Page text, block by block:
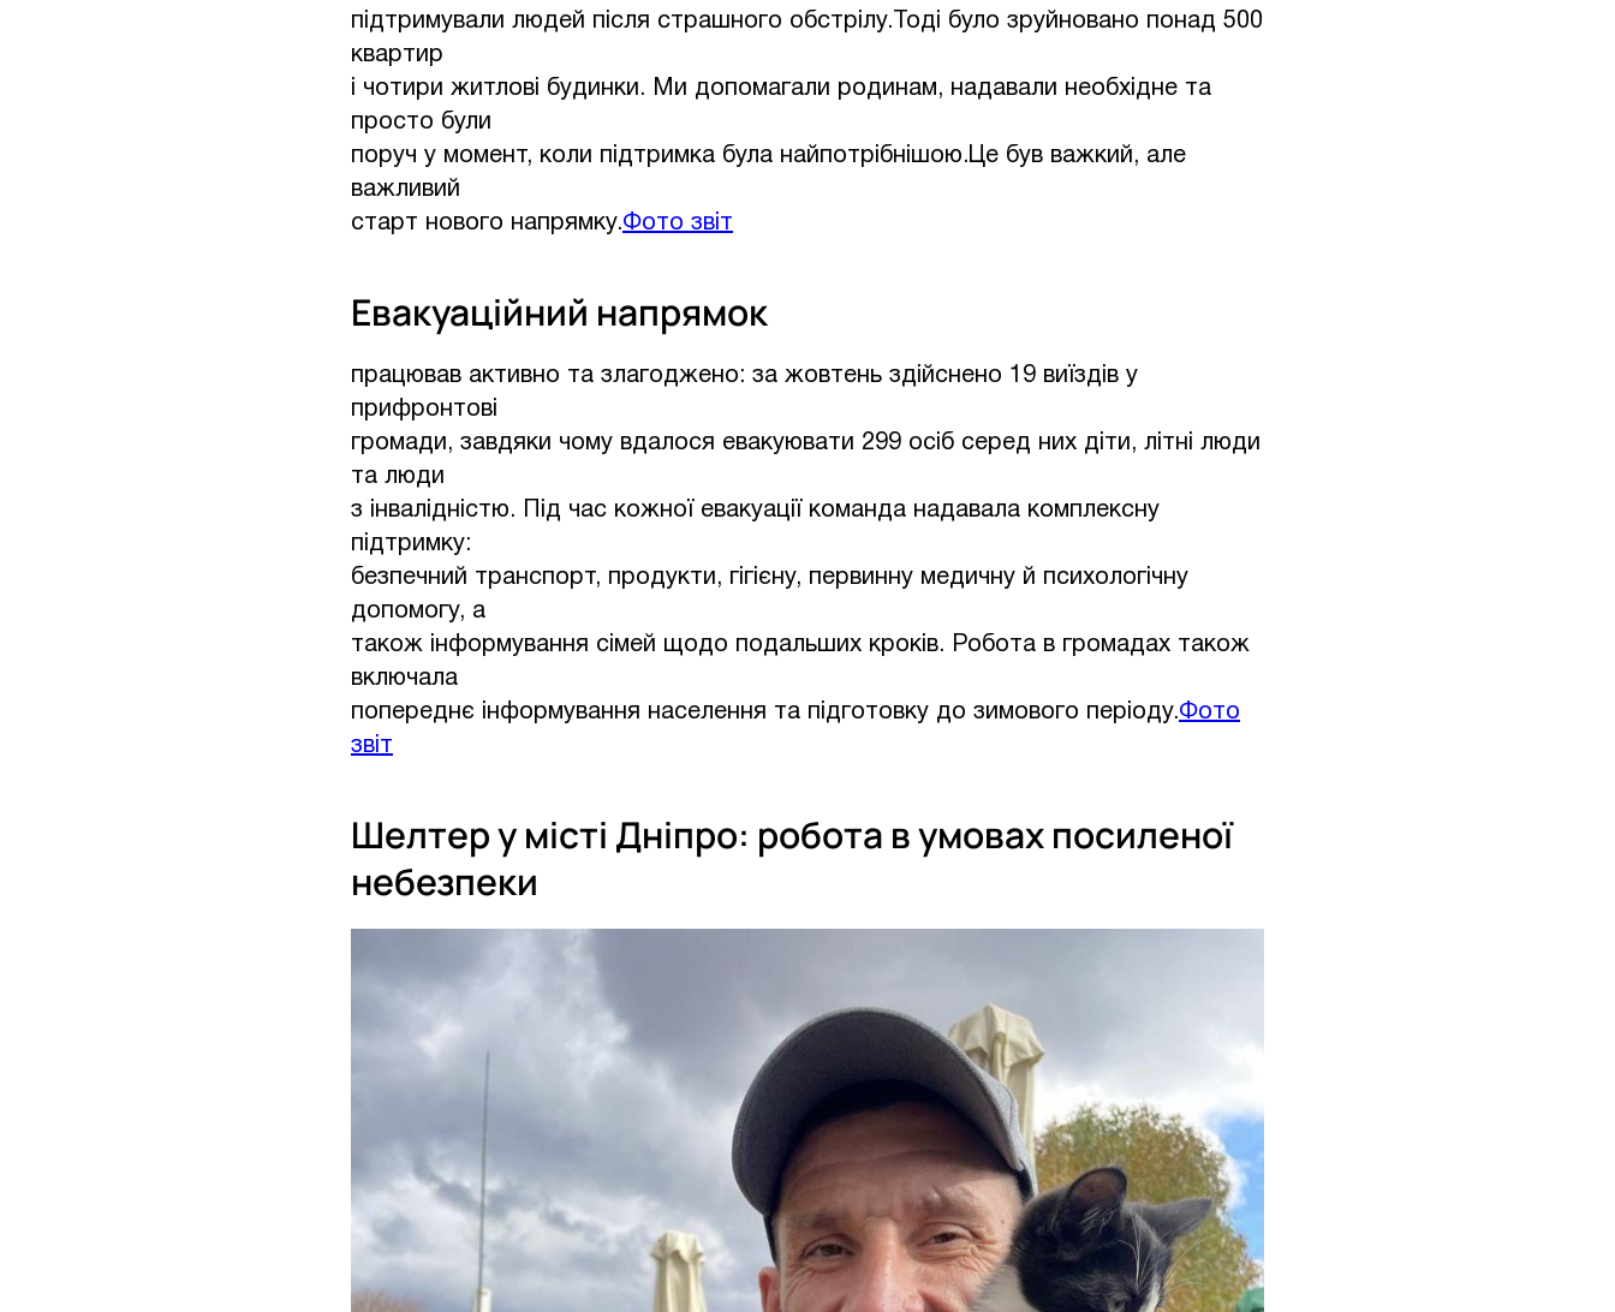
підтримували людей після страшного обстрілу.Тоді було зруйновано понад 500
квартир
і чотири житлові будинки. Ми допомагали родинам, надавали необхідне та
просто були
поруч у момент, коли підтримка була найпотрібнішою.Це був важкий, але
важливий
старт нового напрямку.Фото звіт
Евакуаційний напрямок
працював активно та злагоджено: за жовтень здійснено 19 виїздів у
прифронтові
громади, завдяки чому вдалося евакуювати 299 осіб серед них діти, літні люди
та люди
з інвалідністю. Під час кожної евакуації команда надавала комплексну
підтримку:
безпечний транспорт, продукти, гігієну, первинну медичну й психологічну
допомогу, а
також інформування сімей щодо подальших кроків. Робота в громадах також
включала
попереднє інформування населення та підготовку до зимового періоду.Фото
звіт
Шелтер у місті Дніпро: робота в умовах посиленої
небезпеки